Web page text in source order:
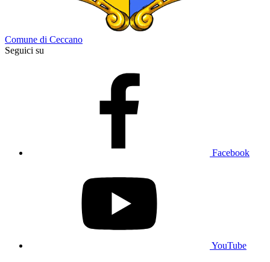
Comune di Ceccano
Seguici su
Facebook
YouTube